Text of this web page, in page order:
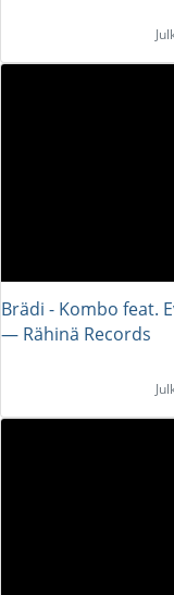
Brädi - Kombo feat.
― Rähinä Records